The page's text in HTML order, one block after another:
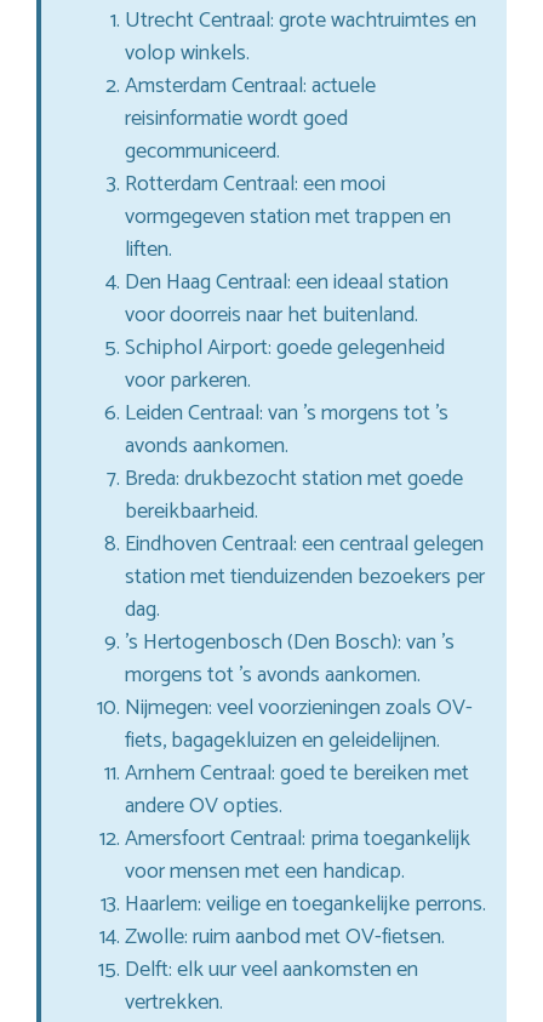
Utrecht Centraal: grote wachtruimtes en
volop winkels.
Amsterdam Centraal: actuele
reisinformatie wordt goed
gecommuniceerd.
Rotterdam Centraal: een mooi
vormgegeven station met trappen en
liften.
Den Haag Centraal: een ideaal station
voor doorreis naar het buitenland.
Schiphol Airport: goede gelegenheid
voor parkeren.
Leiden Centraal: van ’s morgens tot ’s
avonds aankomen.
Breda: drukbezocht station met goede
bereikbaarheid.
Eindhoven Centraal: een centraal gelegen
station met tienduizenden bezoekers per
dag.
’s Hertogenbosch (Den Bosch): van ’s
morgens tot ’s avonds aankomen.
Nijmegen: veel voorzieningen zoals OV-
fiets, bagagekluizen en geleidelijnen.
Arnhem Centraal: goed te bereiken met
andere OV opties.
Amersfoort Centraal: prima toegankelijk
voor mensen met een handicap.
Haarlem: veilige en toegankelijke perrons.
Zwolle: ruim aanbod met OV-fietsen.
Delft: elk uur veel aankomsten en
vertrekken.